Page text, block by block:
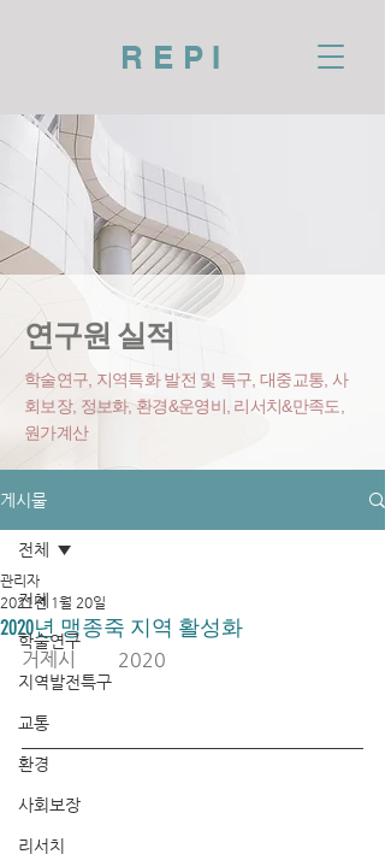
REPI
연구원 실적
학술연구, 지역특화 발전 및 특구, 대중교통, 사
회보장, 정보화, 환경&운영비 , 리서치&만족도,
원가계산
게시물
전체
학술연구
지역발전특구
교통
환경
사회보장
리서치
전체
2020년 맹종죽 지역 활성화
관리자
2021년 1월 20일
거제시	2020